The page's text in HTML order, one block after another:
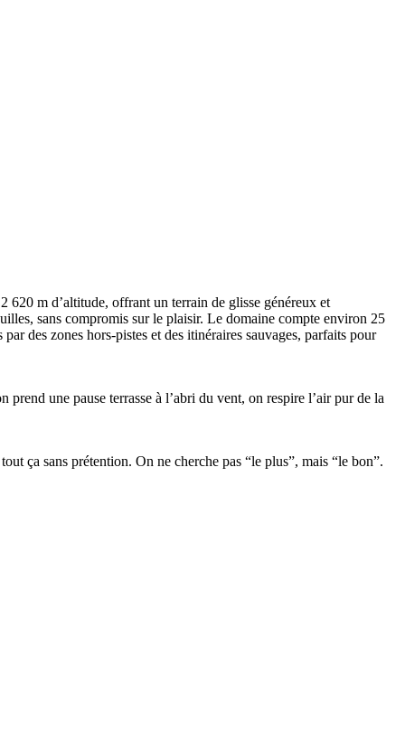
620 m d’altitude, offrant un terrain de glisse généreux et
sans compromis sur le plaisir. Le domaine compte environ 25
des zones hors-pistes et des itinéraires sauvages, parfaits pour
une pause terrasse à l’abri du vent, on respire l’air pur de la
ça sans prétention. On ne cherche pas “le plus”, mais “le bon”.